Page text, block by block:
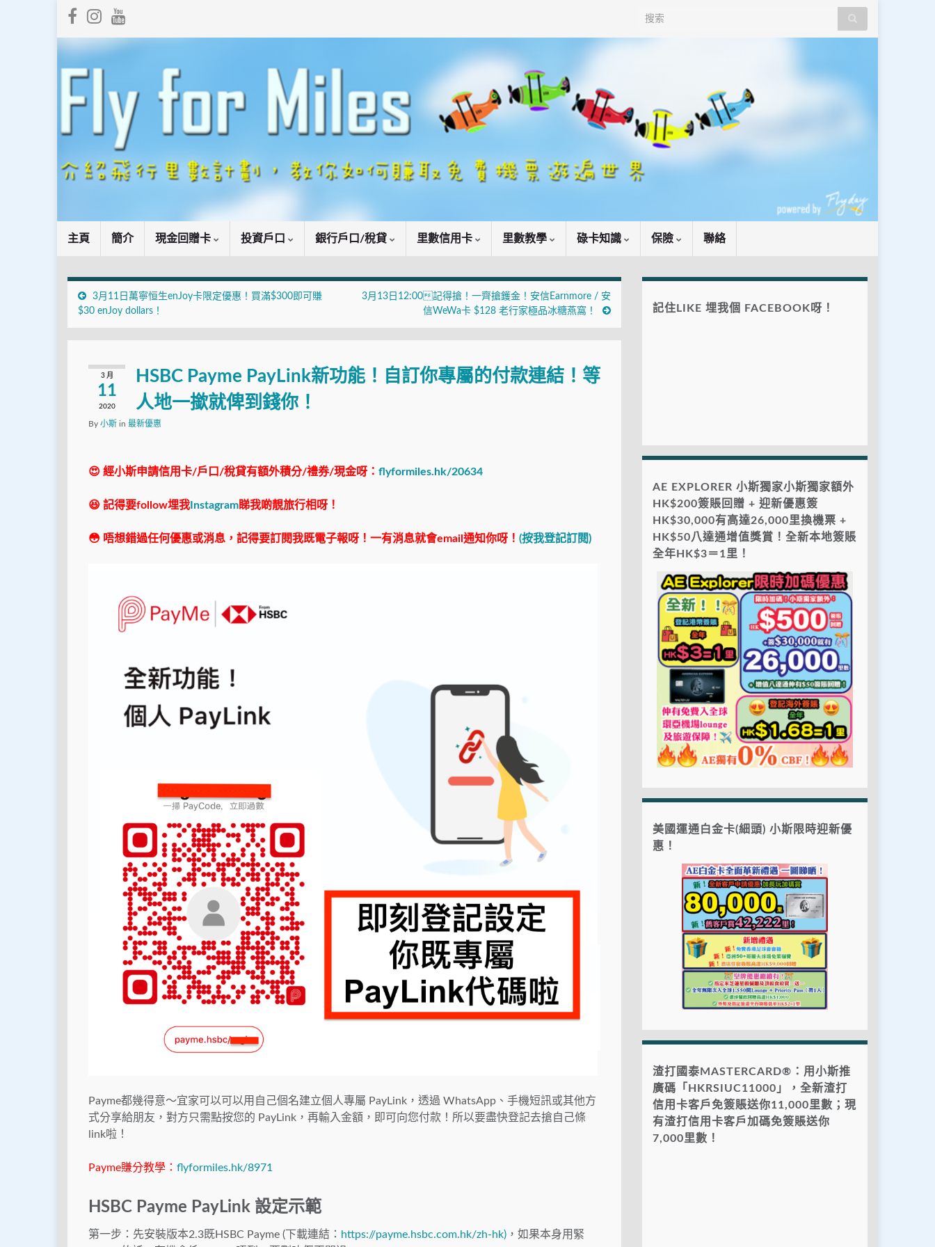
Search for:
主頁 簡介 現金回贈卡 投資戶口 銀行戶口/稅貸 里數信用卡 里數教學 碌卡知識 保險 聯絡
3月11日萬寧恒生enJoy卡限定優惠！買滿$300即可賺
$30 enJoy dollars！
3月13日12:00記得搶！一齊搶鑊金！安信Earnmore / 安
信WeWa卡 $128 老行家極品冰糖燕窩！
3 月
11
2020
HSBC Payme PayLink新功能！自訂你專屬的付款連結！等
人地一撳就俾到錢你！
By 小斯 in 最新優惠
😍 經小斯申請信用卡/戶口/稅貸有額外積分/禮券/現金呀： flyformiles.hk/20634
😆 記得要follow埋我 Instagram睇我啲靚旅行相呀！
😳 唔想錯過任何優惠或消息，記得要訂閱我既電子報呀！一有消息就會email通知你呀！ (按我登記訂閱)
Payme都幾得意～宜家可以可以用自己個名建立個人專屬 PayLink，透過 WhatsApp、手機短訊或其他方
式分享給朋友，對方只需點按您的 PayLink，再輸入金額，即可向您付款！所以要盡快登記去搶自己條
link啦！
Payme賺分教學： flyformiles.hk/8971
HSBC Payme PayLink 設定示範
第一步：先安裝版本2.3既HSBC Payme (下載連結： https://payme.hsbc.com.hk/zh-hk) ，如果本身用緊
記住LIKE 埋我個 FACEBOOK呀！
AE EXPLORER 小斯獨家小斯獨家額外
HK$200簽賬回贈 + 迎新優惠簽
HK$30,000有高達26,000里換機票 +
HK$50八達通增值獎賞！全新本地簽賬
全年HK$3＝1里！
美國運通白金卡(細頭) 小斯限時迎新優
惠！
渣打國泰MASTERCARD®：用小斯推
廣碼「HKRSIUC11000」，全新渣打
信用卡客戶免簽賬送你11,000里數；現
有渣打信用卡客戶加碼免簽賬送你
7,000里數！